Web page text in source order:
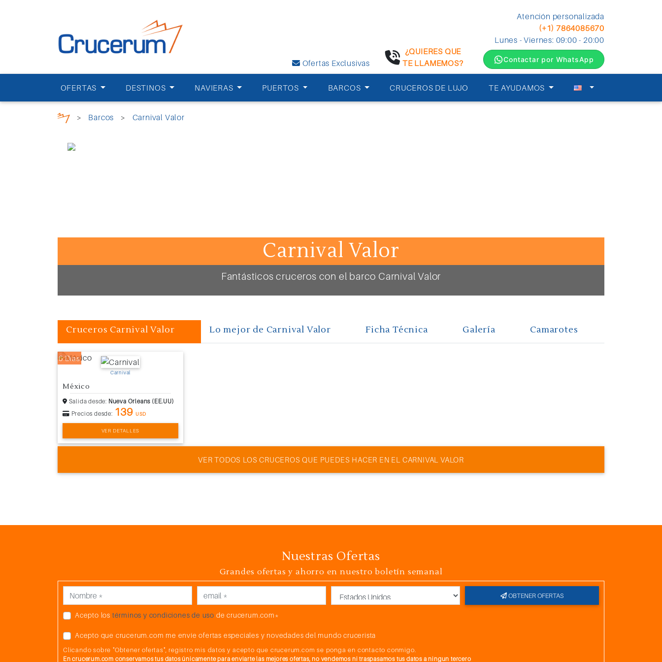
Ofertas Exclusivas
¿QUIERES QUE
TE LLAMEMOS?
Atención personalizada
(+1) 7864085670
Lunes - Viernes: 09:00 - 20:00
Contactar por WhatsApp
OFERTAS DESTINOS NAVIERAS PUERTOS BARCOS CRUCEROS DE LUJO TE AYUDAMOS
> Barcos > Carnival Valor
Carnival Valor
Fantásticos cruceros con el barco Carnival Valor
Cruceros Carnival Valor Lo mejor de Carnival Valor Ficha Técnica Galería Camarotes
6 Días
Carnival
México
Salida desde: Nueva Orleans (EE.UU)
Precios desde: 139 USD
VER DETALLES
VER TODOS LOS CRUCEROS QUE PUEDES HACER EN EL CARNIVAL VALOR
Nuestras Ofertas
Grandes ofertas y ahorro en nuestro boletín semanal
OBTENER OFERTAS
Acepto los términos y condiciones de uso de crucerum.com*
Acepto que crucerum.com me envíe ofertas especiales y novedades del mundo crucerista
Clicando sobre "Obtener ofertas", registro mis datos y acepto que crucerum.com se ponga en contacto conmigo.
En crucerum.com conservamos tus datos únicamente para enviarte las mejores ofertas, no vendemos ni traspasamos tus datos a ningun tercero